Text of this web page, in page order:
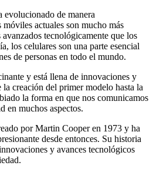
evolucionado de manera
actuales son mucho más
tecnológicamente que los
los celulares son una parte esencial
de personas en todo el mundo.
y está llena de innovaciones y
creación del primer modelo hasta la
la forma en que nos comunicamos
en muchos aspectos.
por Martin Cooper en 1973 y ha
desde entonces. Su historia
y avances tecnológicos